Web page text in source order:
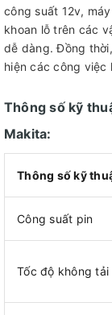
công suất 12v,
khoan lỗ trên các
dễ dàng. Đồng
hiện các công việc
Thông số kỹ
Makita:
Thông số kỹ
Công suất pin
Tốc độ không tải